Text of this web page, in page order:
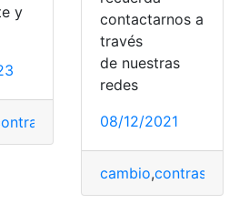
Servicios Servicios
y
de Megacable,
contactarnos a
través
de nuestras
redes
08/12/2021
cambio,contraseña